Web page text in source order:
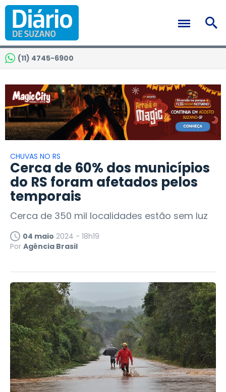
(11) 4745-6900
CHUVAS NO RS
Cerca de 60% dos municípios
do RS foram afetados pelos
temporais
Cerca de 350 mil localidades estão sem luz
04 maio 2024 - 18h19
Por Agência Brasil